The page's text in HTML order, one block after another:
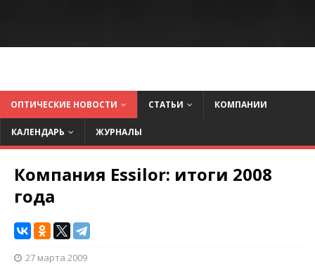
ОПТИЧЕСКИЕ НОВОСТИ СТАТЬИ КОМПАНИИ
КАЛЕНДАРЬ ЖУРНАЛЫ
Компания Essilor: итоги 2008
года
27 марта 2009